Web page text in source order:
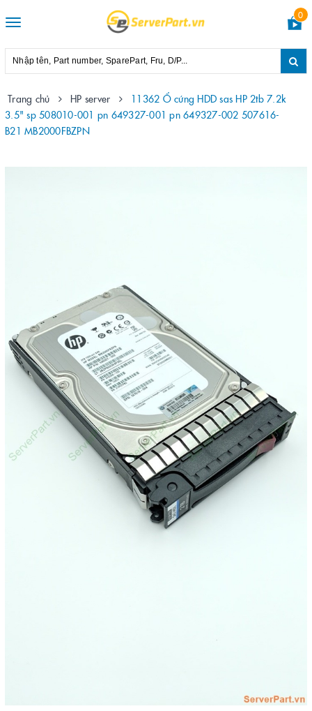
Toggle
0
Trang chủ HP server
11362 Ổ cứng HDD sas HP 2tb 7.2k
3.5" sp 508010-001 pn 649327-001 pn 649327-002 507616-
B21 MB2000FBZPN